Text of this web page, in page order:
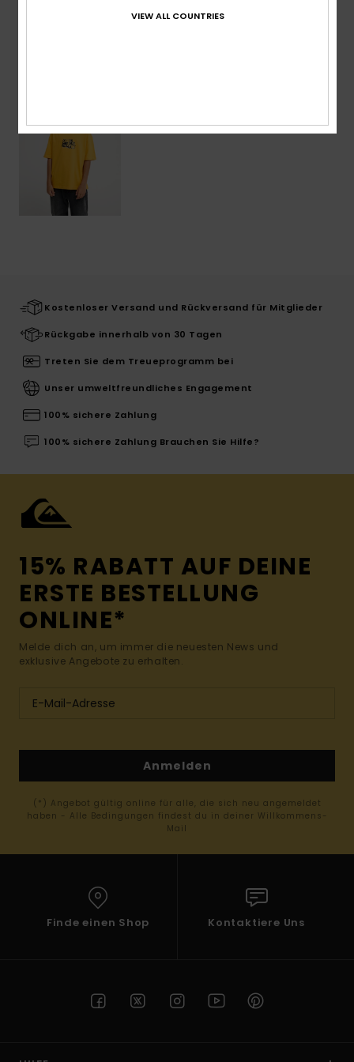
Kostenloser Versand und Rückversand für Mitglieder
Rückgabe innerhalb von 30 Tagen
Treten Sie dem Treueprogramm bei
Unser umweltfreundliches Engagement
100% sichere Zahlung
100% sichere Zahlung Brauchen Sie Hilfe?
15% RABATT AUF DEINE
ERSTE BESTELLUNG
ONLINE*
Melde dich an, um immer die neuesten News und
exklusive Angebote zu erhalten.
Anmelden
(*) Angebot gültig online für alle, die sich neu angemeldet
haben - Alle Bedingungen findest du in deiner Willkommens-
Mail
Finde einen Shop Kontaktiere Uns
VIEW ALL COUNTRIES